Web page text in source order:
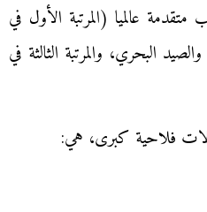
متقدمة عالميا (المرتبة الأول في
البحري، والمرتبة الثالثة في
فلاحية كبرى، هي: